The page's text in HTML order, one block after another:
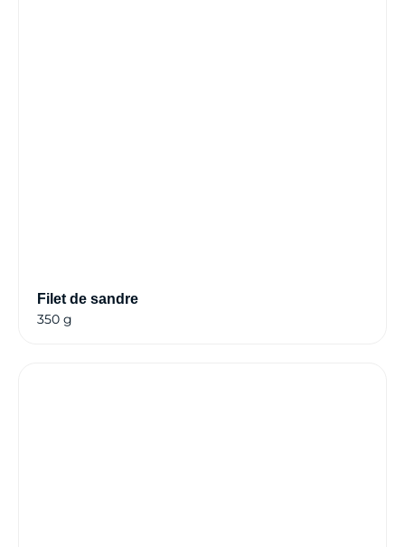
Filet de sandre
350 g